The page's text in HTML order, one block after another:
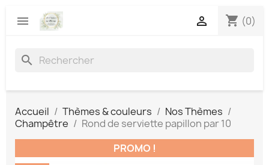
 shopping_cart (0)

search
Accueil Thèmes & couleurs
Nos Thèmes
Champêtre
Rond de serviette papillon par 10
PROMO !